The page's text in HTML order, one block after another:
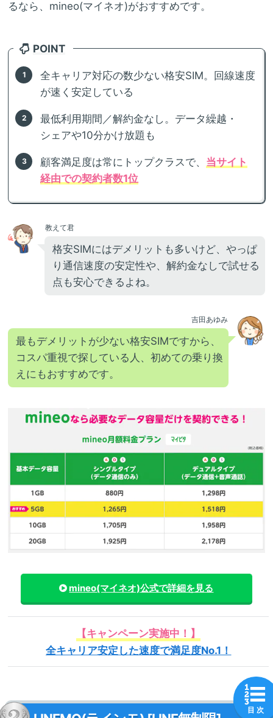
るなら、mineo(マイネオ)がおすすめです。
POINT
全キャリア対応の数少ない格安SIM。回線速度
が速く安定している
最低利用期間／解約金なし。データ繰越・
シェアや10分かけ放題も
顧客満足度は常にトップクラスで、 当サイト
経由での契約者数1位
教えて君
格安SIMにはデメリットも多いけど、やっぱ
り通信速度の安定性や、解約金なしで試せる
点も安心できるよね。
吉田あゆみ
最もデメリットが少ない格安SIMですから、
コスパ重視で探している人、初めての乗り換
えにもおすすめです。
mineo(マイネオ)公式で詳細を見る
【キャンペーン実施中！】
全キャリア安定した速度で満足度No.1！
目 次